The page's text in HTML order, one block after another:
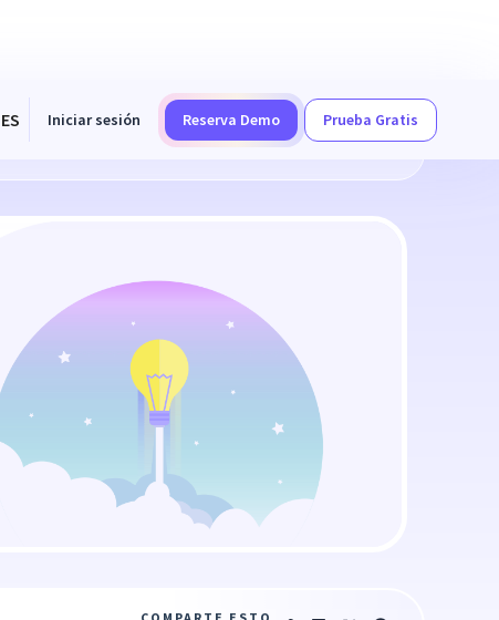
ES Iniciar sesión Reserva Demo
Prueba Gratis